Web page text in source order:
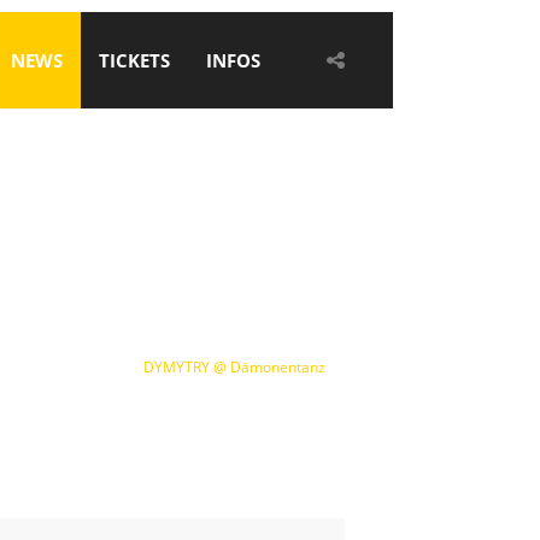
NEWS TICKETS INFOS
DYMYTRY @ Dämonentanz